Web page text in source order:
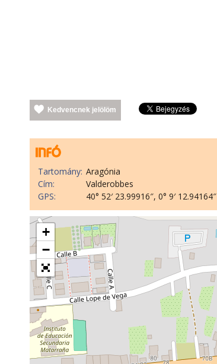
Kedvencnek jelölöm
Tartomány: Aragónia
Cím:
Valderobbes
GPS:
40° 52′ 23.99916″, 0° 9′ 12.94164″
+
−